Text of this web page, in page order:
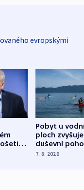
evropskými
Pobyt u
ploch zvyšuje
duševní
ukázala
7. 8. 2026